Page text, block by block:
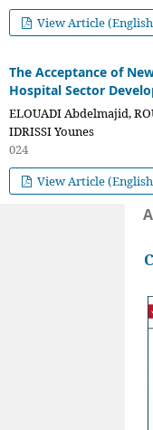
View Article
The Acceptance of
Hospital Sector
ELOUADI Abdelmajid,
IDRISSI Younes
024
View Article